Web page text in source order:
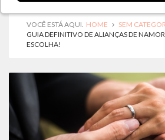
VOCÊ ESTÁ AQUI. HOME
SEM
GUIA DEFINITIVO DE ALIANÇAS DE
ESCOLHA!